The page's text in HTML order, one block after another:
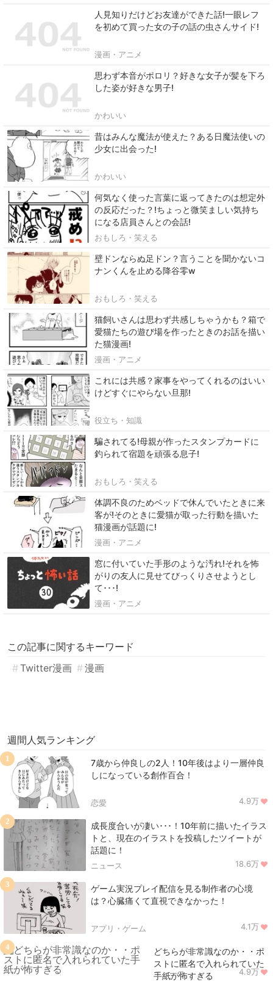
人見知りだけどお友達ができた話!一眼レフ
を初めて買った女の子の話の虫さんサイド!
漫画・アニメ
思わず本音がポロリ？好きな女子が髪を下ろ
した姿が好きな男子!
かわいい
昔はみんな魔法が使えた？ある日魔法使いの
少女に出会った!
かわいい
何気なく使った言葉に返ってきたのは想定外
の反応だった？!ちょっと微笑ましい気持ち
になる店員さんとの会話!
おもしろ・笑える
壁ドンならぬ足ドン？言うことを聞かないコ
ナンくんを止める降谷零w
おもしろ・笑える
猫飼いさんは思わず共感しちゃうかも？箱で
愛猫たちの遊び場を作ったときのお話を描い
た猫漫画!
漫画・アニメ
これには共感？家事をやってくれるのはいい
けどすぐにやらない旦那!
役立ち・知識
騙されてる!母親が作ったスタンプカードに
釣られて宿題を頑張る息子!
おもしろ・笑える
体調不良のためベッドで休んでいたときに来
客が!そのときに愛猫が取った行動を描いた
猫漫画が話題に!
漫画・アニメ
窓に付いていた手形のような汚れ!それを怖
がりの友人に見せてびっくりさせようとし
て･･･!
漫画・アニメ
この記事に関するキーワード
Twitter漫画
漫画
週間人気ランキング
7歳から仲良しの2人！10年後はより一層仲良
しになっている創作百合！
恋愛 4.9万
1
成長度合いが凄い･･･！10年前に描いたイラス
トと、現在のイラストを投稿したツイートが
話題に！
ニュース 18.6万
2
ゲーム実況プレイ配信を見る制作者の心境
は？心臓痛くて直視できなかった！
アプリ・ゲーム 4.1万
3
どちらが非常識なのか・・ポ
ストに匿名で入れられていた
手紙が怖すぎる
ニュース 4.9万
4